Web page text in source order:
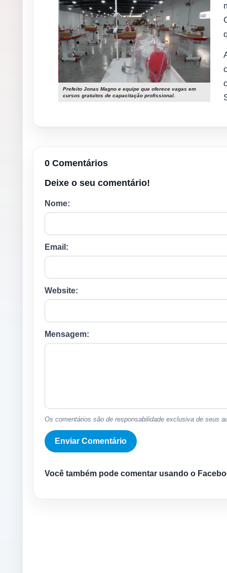
Prefeito Jonas Magno e equipe que oferece vagas em
cursos gratuitos de capacitação profissional.
0 Comentários
Deixe o seu comentário!
Nome:
Email:
Website:
Mensagem:
Os comentários são de responsabilidade exclusiva de seus
Você também pode comentar usando o